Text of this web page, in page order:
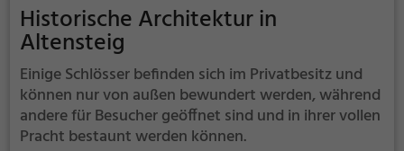
Historische Architektur in
Altensteig
Einige Schlösser befinden sich im Privatbesitz und
können nur von außen bewundert werden, während
andere für Besucher geöffnet sind und in ihrer vollen
Pracht bestaunt werden können.